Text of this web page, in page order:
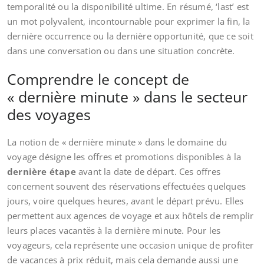
temporalité ou la disponibilité ultime. En résumé, ‘last’ est
un mot polyvalent, incontournable pour exprimer la fin, la
dernière occurrence ou la dernière opportunité, que ce soit
dans une conversation ou dans une situation concrète.
Comprendre le concept de
« dernière minute » dans le secteur
des voyages
La notion de « dernière minute » dans le domaine du
voyage désigne les offres et promotions disponibles à la
dernière étapeavant la date de départ. Ces offres
concernent souvent des réservations effectuées quelques
jours, voire quelques heures, avant le départ prévu. Elles
permettent aux agences de voyage et aux hôtels de remplir
leurs places vacantës à la dernière minute. Pour les
voyageurs, cela représente une occasion unique de profiter
de vacances à prix réduit, mais cela demande aussi une